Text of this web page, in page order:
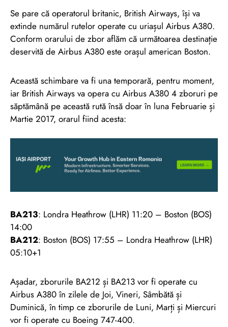
Se pare că operatorul britanic, British Airways, își va
extinde numărul rutelor operate cu uriașul Airbus A380.
Conform orarului de zbor aflăm că următoarea destinație
deservită de Airbus A380 este orașul american Boston.
Această schimbare va fi una temporară, pentru moment,
iar British Airways va opera cu Airbus A380 4 zboruri pe
săptămână pe această rută însă doar în luna Februarie și
Martie 2017, orarul fiind acesta:
BA213: Londra Heathrow (LHR) 11:20 – Boston (BOS)
14:00
BA212: Boston (BOS) 17:55 – Londra Heathrow (LHR)
05:10+1
Așadar, zborurile BA212 și BA213 vor fi operate cu
Airbus A380 în zilele de Joi, Vineri, Sâmbătă și
Duminică, în timp ce zborurile de Luni, Marți și Miercuri
vor fi operate cu Boeing 747-400.